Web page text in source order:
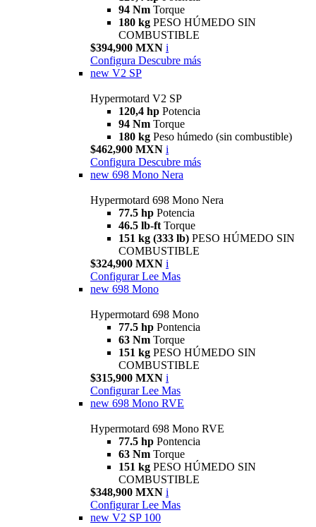
94 Nm Torque
180 kg PESO HÚMEDO SIN
COMBUSTIBLE
$394,900 MXN i
Configura Descubre más
new V2 SP
Hypermotard V2 SP
120,4 hp Potencia
94 Nm Torque
180 kg Peso húmedo (sin combustible)
$462,900 MXN i
Configura Descubre más
new 698 Mono Nera
Hypermotard 698 Mono Nera
77.5 hp Potencia
46.5 lb-ft Torque
151 kg (333 lb) PESO HÚMEDO SIN
COMBUSTIBLE
$324,900 MXN i
Configurar Lee Mas
new 698 Mono
Hypermotard 698 Mono
77.5 hp Pontencia
63 Nm Torque
151 kg PESO HÚMEDO SIN
COMBUSTIBLE
$315,900 MXN i
Configurar Lee Mas
new 698 Mono RVE
Hypermotard 698 Mono RVE
77.5 hp Pontencia
63 Nm Torque
151 kg PESO HÚMEDO SIN
COMBUSTIBLE
$348,900 MXN i
Configurar Lee Mas
new V2 SP 100